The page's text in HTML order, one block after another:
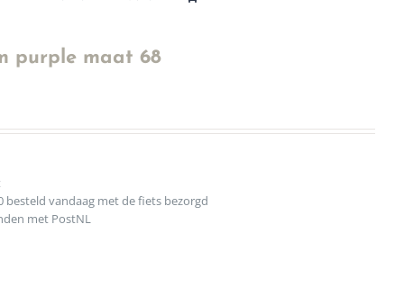
purple maat 68
besteld vandaag met de fiets bezorgd
met PostNL